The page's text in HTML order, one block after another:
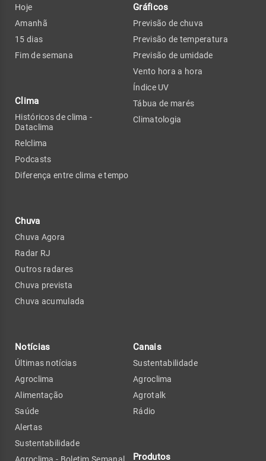
Hoje
Amanhã
15 dias
Fim de semana
Clima
Históricos de clima -
Dataclima
Relclima
Podcasts
Diferença entre clima e tempo
Chuva
Chuva Agora
Radar RJ
Outros radares
Chuva prevista
Chuva acumulada
Gráficos
Previsão de chuva
Previsão de temperatura
Previsão de umidade
Vento hora a hora
Índice UV
Tábua de marés
Climatologia
Notícias
Últimas notícias
Agroclima
Alimentação
Saúde
Alertas
Sustentabilidade
Canais
Sustentabilidade
Agroclima
Agrotalk
Rádio
Produtos